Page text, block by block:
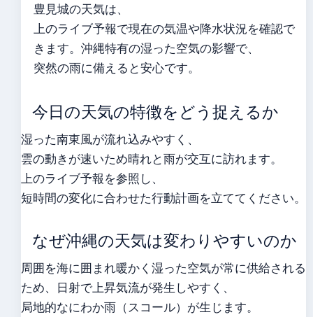
豊見城の天気は、
上のライブ予報で現在の気温や降水状況を確認で
きます。沖縄特有の湿った空気の影響で、
突然の雨に備えると安心です。
今日の天気の特徴をどう捉えるか
湿った南東風が流れ込みやすく、
雲の動きが速いため晴れと雨が交互に訪れます。
上のライブ予報を参照し、
短時間の変化に合わせた行動計画を立ててください。
なぜ沖縄の天気は変わりやすいのか
周囲を海に囲まれ暖かく湿った空気が常に供給される
ため、日射で上昇気流が発生しやすく、
局地的なにわか雨（スコール）が生じます。